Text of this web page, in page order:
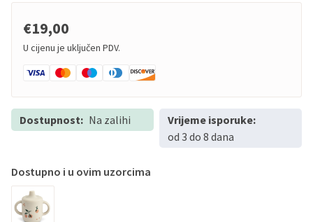
€19,00
U cijenu je uključen PDV.
Dostupnost: Na zalihi
Vrijeme isporuke:
od 3 do 8 dana
Dostupno i u ovim uzorcima